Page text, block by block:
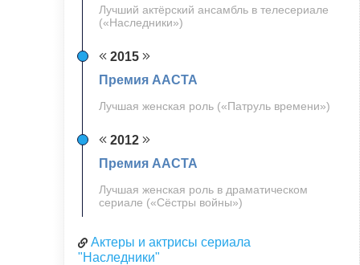
Лучший актёрский ансамбль в телесериале
(«Наследники»)
2015
Премия AACTA
Лучшая женская роль («Патруль времени»)
2012
Премия AACTA
Лучшая женская роль в драматическом
сериале («Сёстры войны»)
Актеры и актрисы сериала
"Наследники"